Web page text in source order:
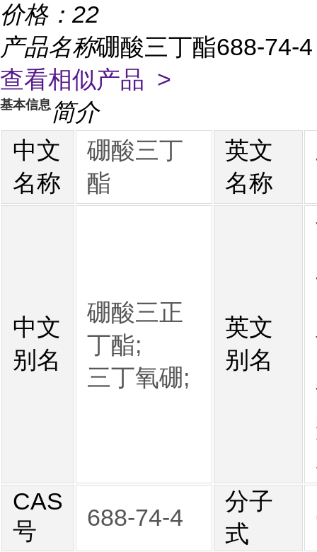
价格： 22
产品名称硼酸三丁酯688-74-4
查看相似产品 >
简介
基本信息
中文
名称
硼酸三丁
酯
英文
名称
中文
别名
硼酸三正
丁酯;
三丁氧硼;
英文
别名
CAS
号
688-74-4
分子
式